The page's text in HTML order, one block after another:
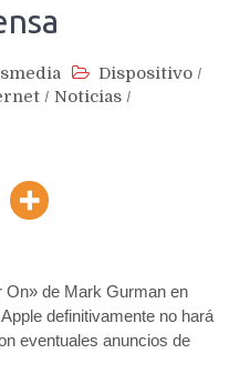
Dispositivo /
/ Noticias /
On» de Mark Gurman en
definitivamente no hará
eventuales anuncios de